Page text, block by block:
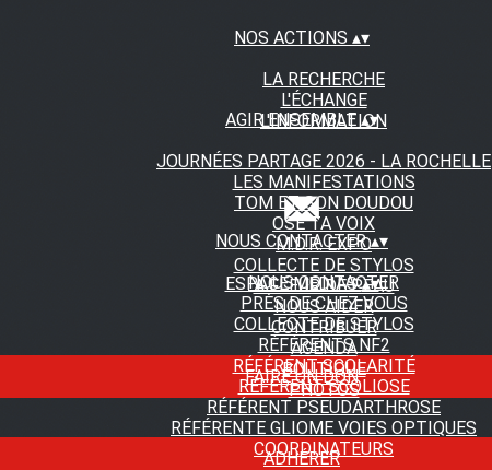
NOS ACTIONS ▴▾
LA RECHERCHE
L'ÉCHANGE
L'INFORMATION
AGIR ENSEMBLE▴▾
JOURNÉES PARTAGE 2026 - LA ROCHELLE
LES MANIFESTATIONS
TOM ET SON DOUDOU
OSE TA VOIX
M.D.R. EXPO
COLLECTE DE STYLOS
A FLEUR DE PEAU
NOUS AIDER
CONTRIBUER
AGENDA
BOUTIQUE
PHOTOS
NOUS CONTACTER▴▾
NOUS CONTACTER
PRÈS DE CHEZ VOUS
COLLECTE DE STYLOS
RÉFÉRENTS NF2
RÉFÉRENT SCOLARITÉ
RÉFÉRENT SCOLIOSE
RÉFÉRENT PSEUDARTHROSE
RÉFÉRENTE GLIOME VOIES OPTIQUES
COORDINATEURS
ESPACE MEDIAS▴▾
FAIRE UN DON
ADHÉRER